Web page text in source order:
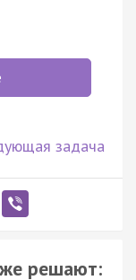
задача
решают: